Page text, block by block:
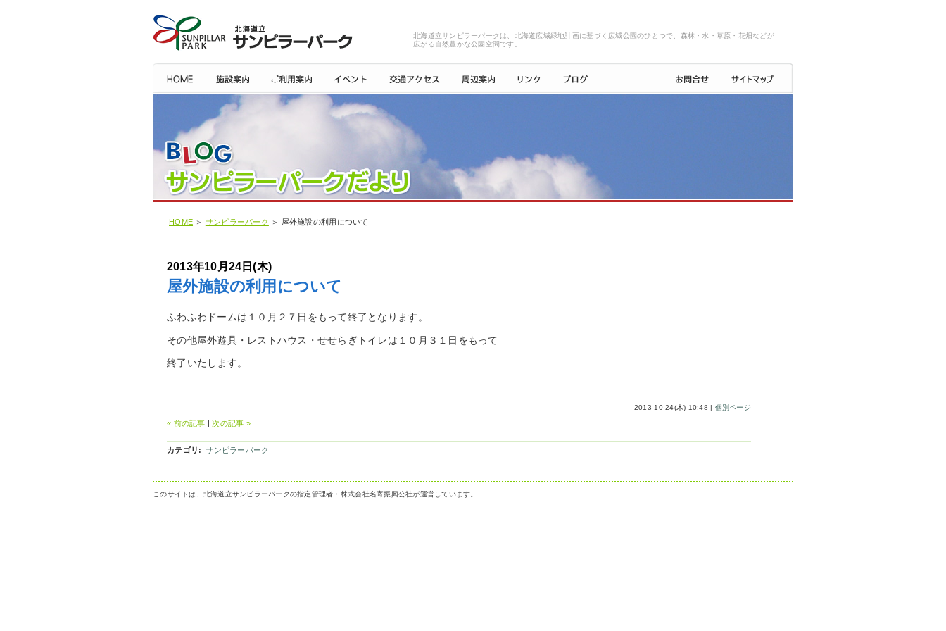
北海道立サンピラーパークは、北海道広域緑地計画に基づく広域公園のひとつで、森林・水・草原・花畑などが
広がる自然豊かな公園空間です。
HOME ＞ サンピラーパーク ＞ 屋外施設の利用について
2013年10月24日(木)
屋外施設の利用について
ふわふわドームは１０月２７日をもって終了となります。
その他屋外遊具・レストハウス・せせらぎトイレは１０月３１日をもって
終了いたします。
2013-10-24(木) 10:48 | 個別ページ
« 前の記事 |次の記事 »
カテゴリ : サンピラーパーク
このサイトは、北海道立サンピラーパークの指定管理者・株式会社名寄振興公社が運営しています。